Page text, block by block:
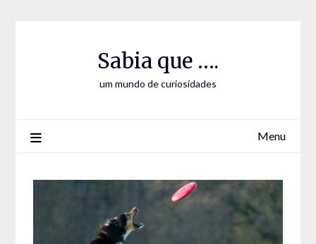
Sabia que ….
um mundo de curiosidades
Menu